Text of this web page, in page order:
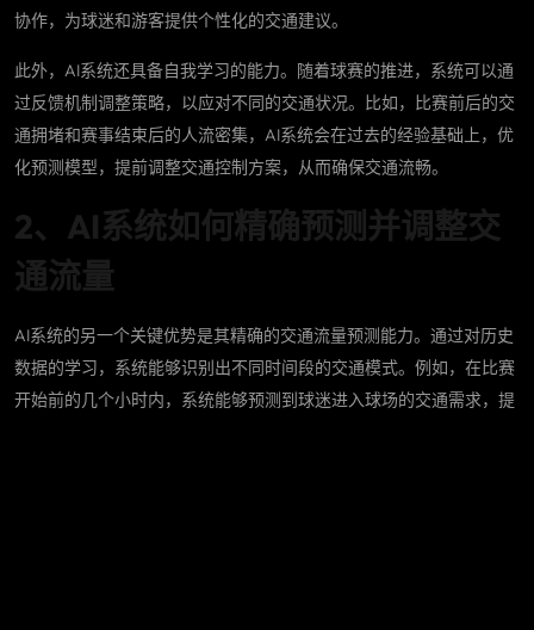
协作，为球迷和游客提供个性化的交通建议。
此外，AI系统还具备自我学习的能力。随着球赛的推进，系统可以通
过反馈机制调整策略，以应对不同的交通状况。比如，比赛前后的交
通拥堵和赛事结束后的人流密集，AI系统会在过去的经验基础上，优
化预测模型，提前调整交通控制方案，从而确保交通流畅。
2、AI系统如何精确预测并调整交
通流量
AI系统的另一个关键优势是其精确的交通流量预测能力。通过对历史
数据的学习，系统能够识别出不同时间段的交通模式。例如，在比赛
开始前的几个小时内，系统能够预测到球迷进入球场的交通需求，提